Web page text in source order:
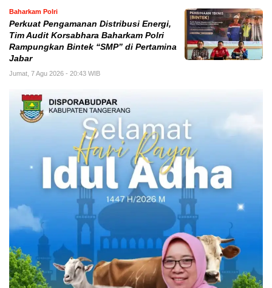
Baharkam Polri
Perkuat Pengamanan Distribusi Energi,
Tim Audit Korsabhara Baharkam Polri
Rampungkan Bintek “SMP” di Pertamina
Jabar
Jumat, 7 Agu 2026 - 20:43 WIB